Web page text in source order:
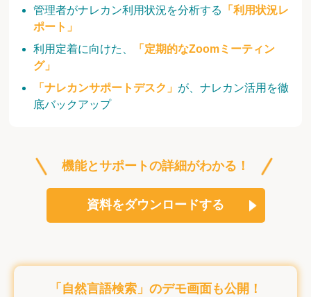
管理者がナレカン利用状況を分析する
「利用状況レ
ポート」
利用定着に向けた、
「定期的なZoomミーティン
グ」
「ナレカンサポートデスク」 が、ナレカン活用を徹
底バックアップ
機能とサポートの詳細がわかる！
資料をダウンロードする
「自然言語検索」のデモ画面も公開！